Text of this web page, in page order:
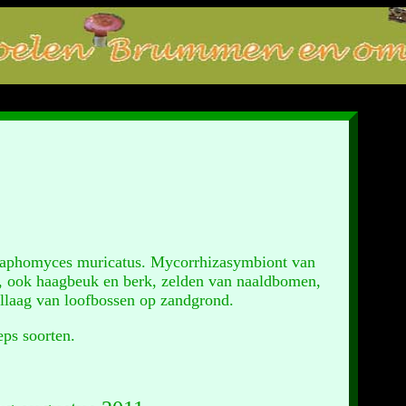
muricatus. Mycorrhizasymbiont van
haagbeuk en berk, zelden van naaldbomen,
van loofbossen op zandgrond.
soorten.